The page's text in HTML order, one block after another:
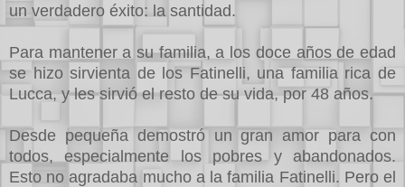
un verdadero éxito: la santidad.
Para mantener a su familia, a los doce años de edad
se hizo sirvienta de los Fatinelli, una familia rica de
Lucca, y les sirvió el resto de su vida, por 48 años.
Desde pequeña demostró un gran amor para con
todos, especialmente los pobres y abandonados.
Esto no agradaba mucho a la familia Fatinelli. Pero el